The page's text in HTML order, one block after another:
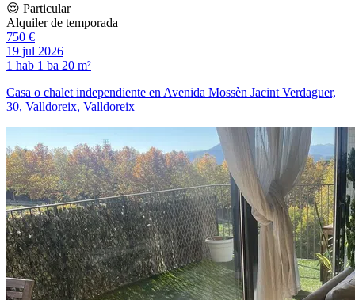
😍 Particular
Alquiler de temporada
750 €
19 jul 2026
1 hab 1 ba 20 m²
Casa o chalet independiente en Avenida Mossèn Jacint Verdaguer,
30, Valldoreix, Valldoreix